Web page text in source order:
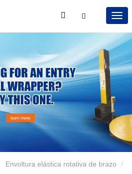
Envoltura elástica rotativa de brazo